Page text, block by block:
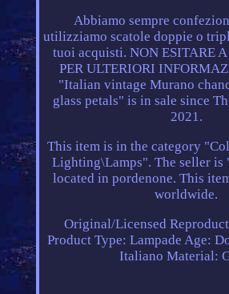
Abbiamo sempre
utilizziamo scatole doppie o
tuoi acquisti. NON ESITARE
PER ULTERIORI
"Italian vintage Murano
glass petals" is in sale since
2021.
This item is in the category
Lighting\Lamps". The seller
located in pordenone. This
worldwide.
Original/Licensed
Product Type: Lampade Age:
Italiano Material: